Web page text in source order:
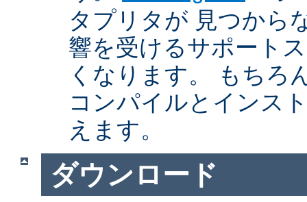
タプリタが 見つから
響を受けるサポート
くなります。 もちろ
コンパイルとインス
えます。
ダウンロード